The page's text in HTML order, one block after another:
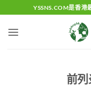
to
content
YSSNS.COM是香港
前